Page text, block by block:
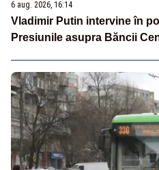
6 aug. 2026, 16:14
Vladimir Putin intervine în
Presiunile asupra Băncii